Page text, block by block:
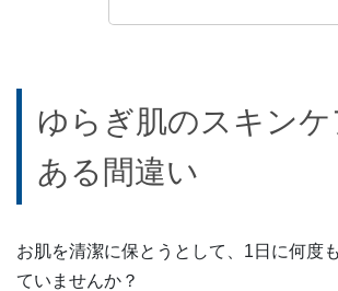
ゆらぎ肌のスキンケ
ある間違い
お肌を清潔に保とうとして、1日に何度
ていませんか？